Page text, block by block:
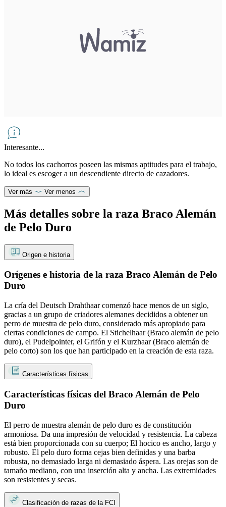
Interesante...
No todos los cachorros poseen las mismas aptitudes para el trabajo,
lo ideal es escoger a un descendiente directo de cazadores.
Ver más Ver menos
Más detalles sobre la raza Braco Alemán
de Pelo Duro
Origen e historia
Orígenes e historia de la raza Braco Alemán de Pelo
Duro
La cría del Deutsch Drahthaar comenzó hace menos de un siglo,
gracias a un grupo de criadores alemanes decididos a obtener un
perro de muestra de pelo duro, considerado más apropiado para
ciertas condiciones de campo. El Stichelhaar (Braco alemán de pelo
duro), el Pudelpointer, el Grifón y el Kurzhaar (Braco alemán de
pelo corto) son los que han participado en la creación de esta raza.
Características físicas
Características físicas del Braco Alemán de Pelo
Duro
El perro de muestra alemán de pelo duro es de constitución
armoniosa. Da una impresión de velocidad y resistencia. La cabeza
está bien proporcionada con su cuerpo; El hocico es ancho, largo y
robusto. El pelo duro forma cejas bien definidas y una barba
robusta, no demasiado larga ni demasiado áspera. Las orejas son de
tamaño mediano, con una inserción alta y ancha. Las extremidades
son resistentes y secas.
Clasificación de razas de la FCI